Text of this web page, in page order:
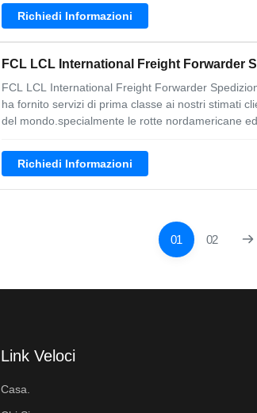
Richiedi Informazioni
FCL LCL International Freight Forwarder
FCL LCL International Freight Forwarder
ha fornito servizi di prima classe ai nostri stimati
del mondo.specialmente le rotte nordamericane
Richiedi Informazioni
01 02
Link Veloci
Casa.